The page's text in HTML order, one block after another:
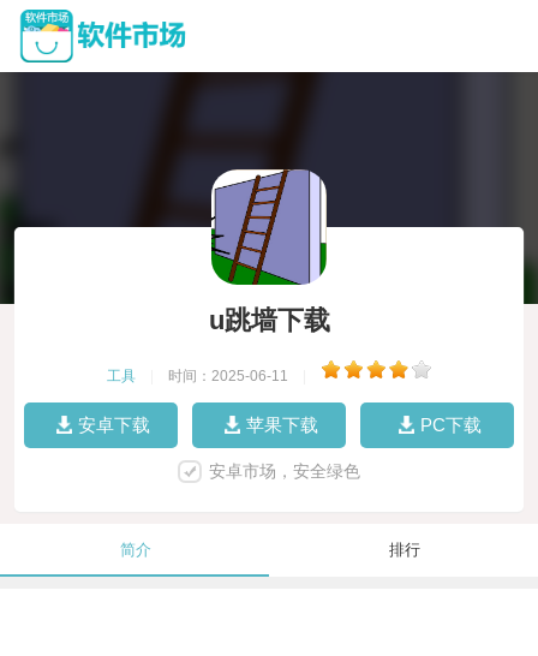
u跳墙下载
工具 时间：2025-06-11
安卓下载 苹果下载 PC下载
安卓市场，安全绿色
简介 排行